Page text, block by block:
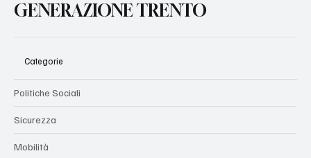
GENERAZIONE TRENTO
Categorie
Politiche Sociali
Sicurezza
Mobilità